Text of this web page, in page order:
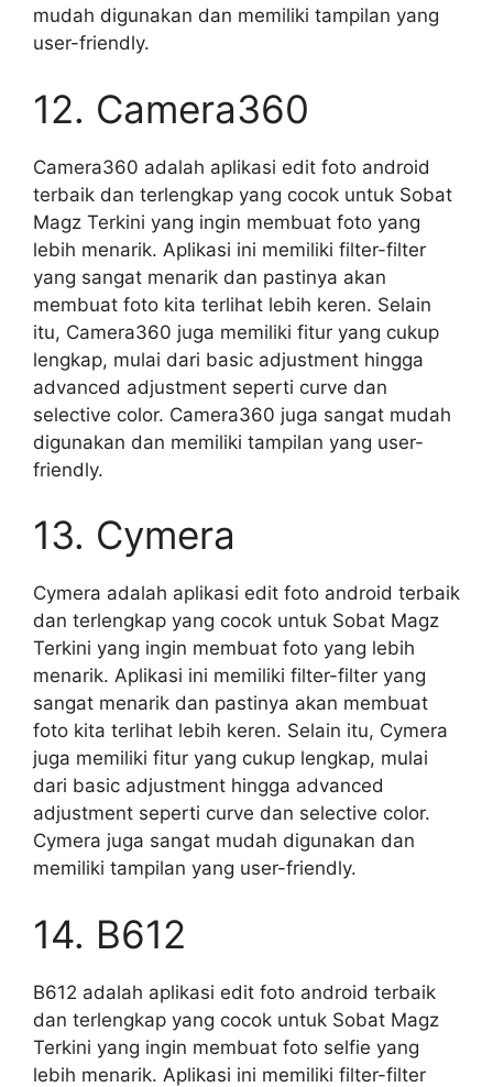
mudah digunakan dan memiliki tampilan yang
user-friendly.
12. Camera360
Camera360 adalah aplikasi edit foto android
terbaik dan terlengkap yang cocok untuk Sobat
Magz Terkini yang ingin membuat foto yang
lebih menarik. Aplikasi ini memiliki filter-filter
yang sangat menarik dan pastinya akan
membuat foto kita terlihat lebih keren. Selain
itu, Camera360 juga memiliki fitur yang cukup
lengkap, mulai dari basic adjustment hingga
advanced adjustment seperti curve dan
selective color. Camera360 juga sangat mudah
digunakan dan memiliki tampilan yang user-
friendly.
13. Cymera
Cymera adalah aplikasi edit foto android terbaik
dan terlengkap yang cocok untuk Sobat Magz
Terkini yang ingin membuat foto yang lebih
menarik. Aplikasi ini memiliki filter-filter yang
sangat menarik dan pastinya akan membuat
foto kita terlihat lebih keren. Selain itu, Cymera
juga memiliki fitur yang cukup lengkap, mulai
dari basic adjustment hingga advanced
adjustment seperti curve dan selective color.
Cymera juga sangat mudah digunakan dan
memiliki tampilan yang user-friendly.
14. B612
B612 adalah aplikasi edit foto android terbaik
dan terlengkap yang cocok untuk Sobat Magz
Terkini yang ingin membuat foto selfie yang
lebih menarik. Aplikasi ini memiliki filter-filter